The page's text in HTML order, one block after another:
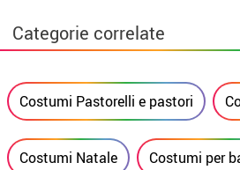
Categorie correlate
Costumi Pastorelli e pastori
Costumi Natale Costumi per